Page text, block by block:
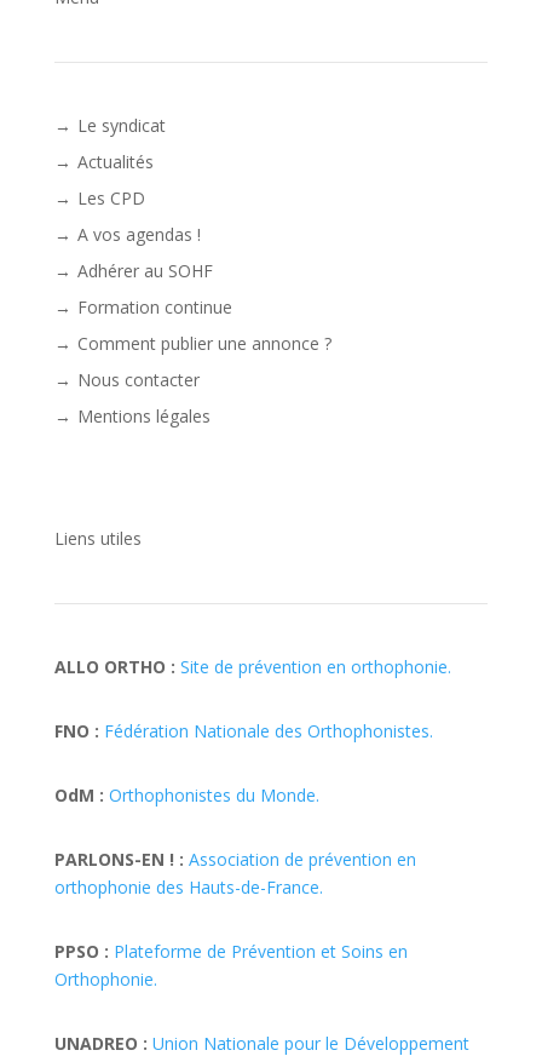
Le syndicat
Actualités
Les CPD
A vos agendas !
Adhérer au SOHF
Formation continue
Comment publier une annonce ?
Nous contacter
Mentions légales
Liens utiles
ALLO ORTHO : Site de prévention en orthophonie.
FNO : Fédération Nationale des Orthophonistes.
OdM : Orthophonistes du Monde.
PARLONS-EN ! : Association de prévention en
orthophonie des Hauts-de-France.
PPSO : Plateforme de Prévention et Soins en
Orthophonie.
UNADREO : Union Nationale pour le Développement